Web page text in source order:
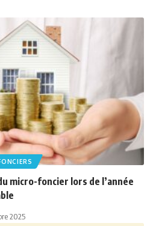
micro-foncier lors de l’année
2025